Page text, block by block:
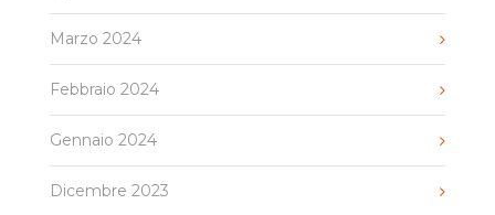
Marzo 2024
Febbraio 2024
Gennaio 2024
Dicembre 2023